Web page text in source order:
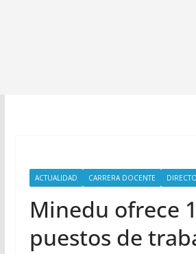
ACTUALIDAD CARRERA DOCENTE
Minedu ofrece
puestos de